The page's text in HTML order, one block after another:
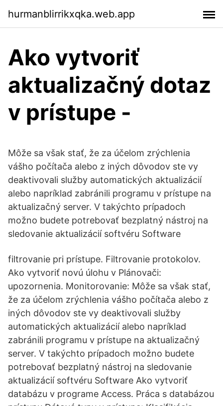
hurmanblirrikxqka.web.app
Ako vytvoriť
aktualizačný dotaz
v prístupe -
Môže sa však stať, že za účelom zrýchlenia
vášho počítača alebo z iných dôvodov ste vy
deaktivovali služby automatických aktualizácií
alebo napríklad zabránili programu v prístupe na
aktualizačný server. V takýchto prípadoch
možno budete potrebovať bezplatný nástroj na
sledovanie aktualizácií softvéru Software
filtrovanie pri prístupe. Filtrovanie protokolov.
Ako vytvoriť novú úlohu v Plánovači:
upozornenia. Monitorovanie: Môže sa však stať,
že za účelom zrýchlenia vášho počítača alebo z
iných dôvodov ste vy deaktivovali služby
automatických aktualizácií alebo napríklad
zabránili programu v prístupe na aktualizačný
server. V takýchto prípadoch možno budete
potrebovať bezplatný nástroj na sledovanie
aktualizácií softvéru Software Ako vytvoriť
databázu v programe Access. Práca s databázou